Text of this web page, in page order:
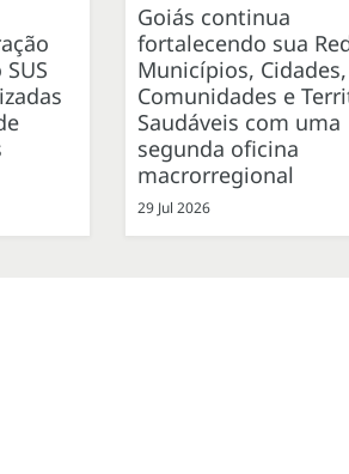
Goiás continua
fortalecendo sua
Municípios, Cidades,
Comunidades e
Saudáveis com uma
segunda oficina
macrorregional
29 Jul 2026